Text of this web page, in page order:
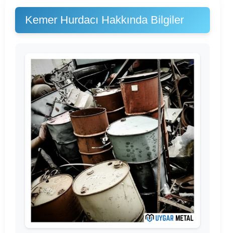
Kemer Hurdacı Hakkında Bilgiler